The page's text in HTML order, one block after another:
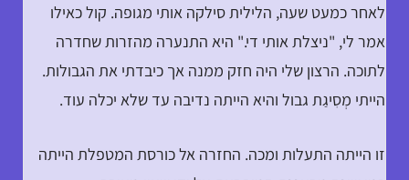
לאחר כמעט שעה, הלילית סילקה אותי מגופה. קול כאילו
אמר לי, "ניצלת אותי די." היא התנערה מהזרות שחדרה
לתוכה. הרצון שלי היה חזק ממנה אך כיבדתי את הגבולות.
הייתי מְסִיגַת גבול והיא הייתה נדיבה עד שלא יכלה עוד.
זו הייתה התעלות ומכה. החזרה אל כורסת המטפלת הייתה